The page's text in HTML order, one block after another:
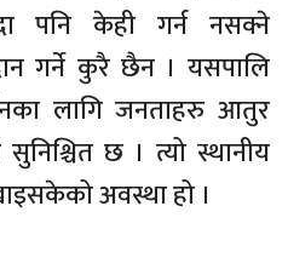
पनि केही गर्न नसक्ने
गर्ने कुरै छैन । यसपालि
लागि जनताहरु आतुर
छ । त्यो स्थानीय
अवस्था हो ।